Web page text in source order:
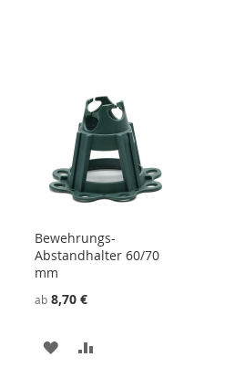
Bewehrungs-
Abstandhalter 60/70
mm
ab 8,70 €
ZU